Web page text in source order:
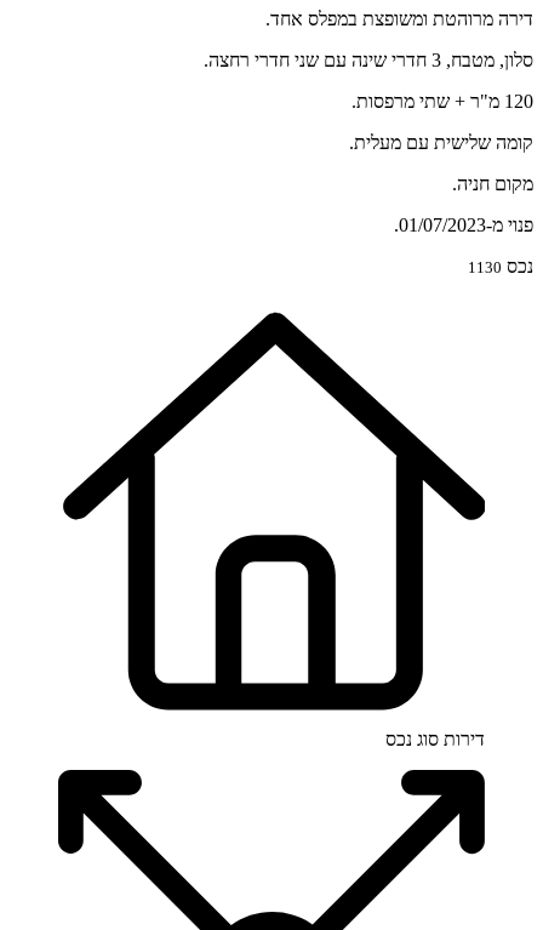
דירה מרוהטת ומשופצת במפלס אחד.
סלון, מטבח, 3 חדרי שינה עם שני חדרי רחצה.
120 מ"ר + שתי מרפסות.
קומה שלישית עם מעלית.
מקום חניה.
פנוי מ-01/07/2023.
נכס 1130
דירות סוג נכס